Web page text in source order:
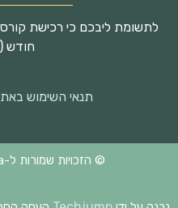
לתשומת ליבכם כי רכישת
חודש (30 יום).
תנאי השימוש
© הזכויות שמורות ל-Hello Teacher Chasia